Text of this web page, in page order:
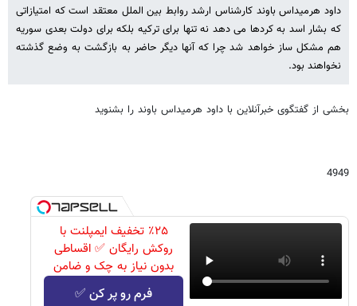
داود هرمیداس باوند کارشناس ارشد روابط بین الملل معتقد است که امتیازاتی
که بشار اسد به کردها می دهد نه تنها برای ترکیه بلکه برای دولت بعدی سوریه
هم مشکل ساز خواهد شد چرا که آنها دیگر حاضر به بازگشت به وضع گذشته
نخواهند بود.
بخشی از گفتگوی خبرآنلاین با داود هرمیداس باوند را بشنوید
4949
٪۲۵ تخفیف ایمپلنت با
روکش رایگان ✅ اقساطی
بدون نیاز به چک و ضامن
فرم رو پر کن ✅